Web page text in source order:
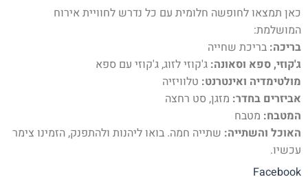
כאן תמצאו לחופשה חלומית עם כל נדרש לחוויית אירוח
המושלמת:
בריכה: בריכת שחייה
ג'קוזי, ספא וסאונה: ג'קוזי לזוג, ג'קוזי עם ספא
מולטימדיה ואינטרנט: טלוויזיה
אביזרים בחדר: מזגן, סט רחצה
המטבח: מטבח
האוכל והשתייה: שתייה חמה. בואו ליהנות ולהתפנק, הזמינו צימר
עכשיו.
Facebook